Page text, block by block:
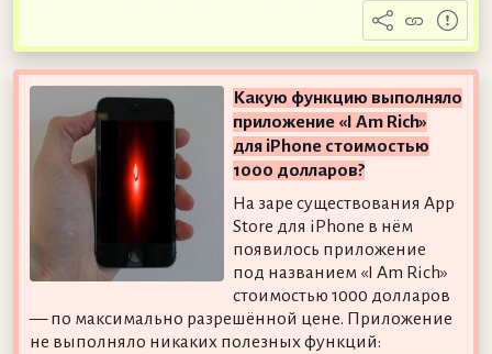
Какую функцию выполняло
приложение «I Am Rich»
для iPhone стоимостью
1000 долларов?
На заре существования App
Store для iPhone в нём
появилось приложение
под названием «I Am Rich»
стоимостью 1000 долларов
— по максимально разрешённой цене. Приложение
не выполняло никаких полезных функций: